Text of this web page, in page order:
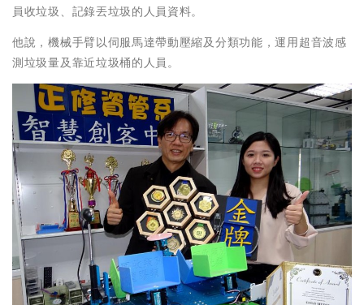
員收垃圾、記錄丟垃圾的人員資料。
他說，機械手臂以伺服馬達帶動壓縮及分類功能，運用超音波感
測垃圾量及靠近垃圾桶的人員。